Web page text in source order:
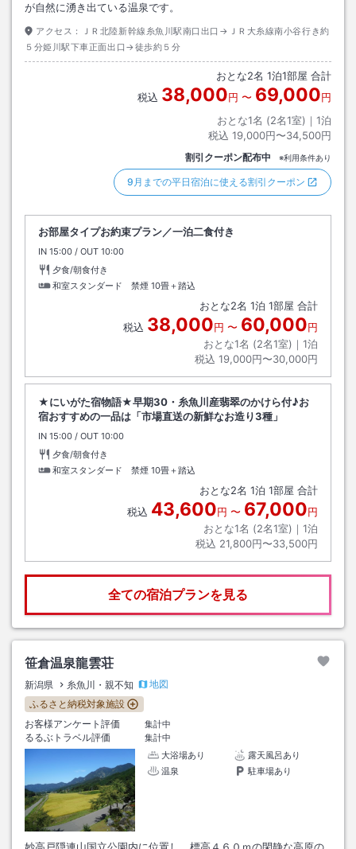
が自然に湧き出ている温泉です。
アクセス：
ＪＲ北陸新幹線糸魚川駅南口出口→ＪＲ大糸線南小谷行き約
５分姫川駅下車正面出口→徒歩約５分
おとな2名 1泊1部屋 合計
税込 38,000円 〜 69,000円
おとな1名 (2名1室)｜ 1泊
税込 19,000円〜34,500円
割引クーポン配布中 ※利用条件あり
9月までの平日宿泊に使える割引クーポン
お部屋タイプお約束プラン／一泊二食付き
IN チェックイン
15:00 / OUT チェックアウト
10:00
夕食/朝食付き
和室スタンダード 禁煙 10畳＋踏込
おとな2名 1泊 1部屋 合計
税込 38,000円 〜 60,000円
おとな1名 (2名1室)｜ 1泊
税込 19,000円〜30,000円
★にいがた宿物語★早期30・糸魚川産翡翠のかけら付♪お
宿おすすめの一品は「市場直送の新鮮なお造り3種」
IN チェックイン
15:00 / OUT チェックアウト
10:00
夕食/朝食付き
和室スタンダード 禁煙 10畳＋踏込
おとな2名 1泊 1部屋 合計
税込 43,600円 〜 67,000円
おとな1名 (2名1室)｜ 1泊
税込 21,800円〜33,500円
全ての宿泊プランを見る
笹倉温泉龍雲荘
新潟県 糸魚川・親不知
地図
ふるさと納税対象施設
お客様アンケート評価
集計中
るるぶトラベル評価
集計中
大浴場あり
露天風呂あり
温泉
駐車場あり